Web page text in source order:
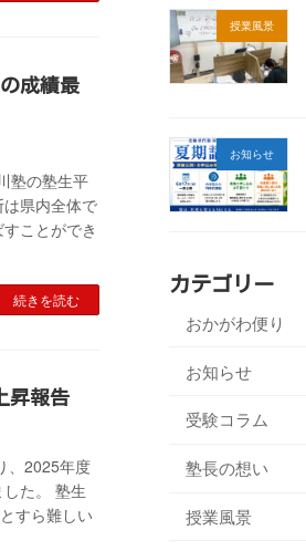
成績最
塾の塾生平
県内全体で
ことができ
続きを読む
昇報告
、2025年度
た。 塾生
すら難しい
授業風景
お知らせ
カテゴリー
おかがわ便り
お知らせ
受験コラム
塾長の想い
授業風景